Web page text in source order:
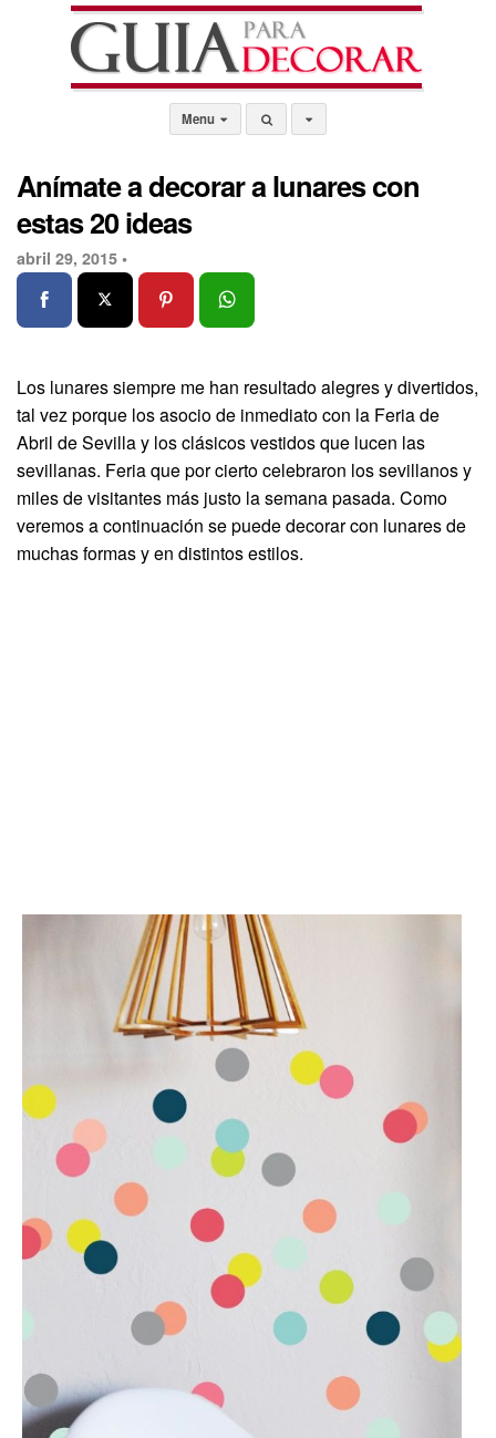
Menu
Anímate a decorar a lunares con
estas 20 ideas
abril 29, 2015 •
Los lunares siempre me han resultado alegres y divertidos,
tal vez porque los asocio de inmediato con la Feria de
Abril de Sevilla y los clásicos vestidos que lucen las
sevillanas. Feria que por cierto celebraron los sevillanos y
miles de visitantes más justo la semana pasada. Como
veremos a continuación se puede decorar con lunares de
muchas formas y en distintos estilos.